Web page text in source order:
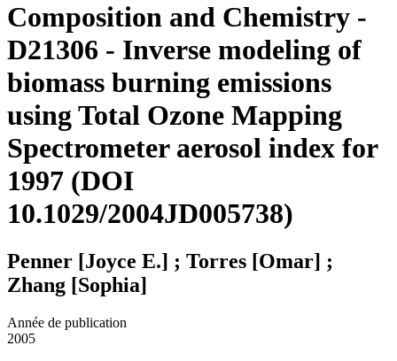
Composition and Chemistry -
D21306 - Inverse modeling of
biomass burning emissions
using Total Ozone Mapping
Spectrometer aerosol index for
1997 (DOI
10.1029/2004JD005738)
Penner [Joyce E.] ; Torres [Omar] ;
Zhang [Sophia]
Année de publication
2005